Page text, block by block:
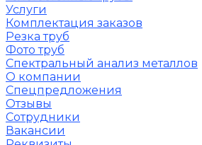
Услуги
Комплектация заказов
Резка труб
Фото труб
Спектральный анализ металлов
О компании
Спецпредложения
Отзывы
Сотрудники
Вакансии